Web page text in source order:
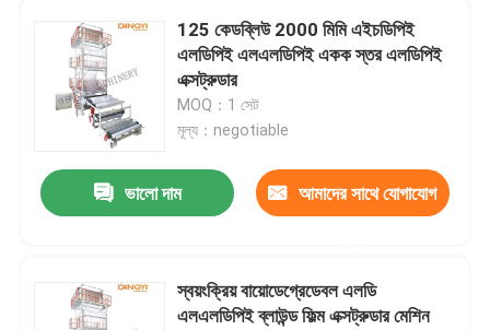
125 কেডব্লিউ 2000 মিমি এইচডিপিই
এলডিপিই এলএলডিপিই একক স্তর এলডিপিই
এক্সট্রুডার
MOQ：1 সেট
মূল্য：negotiable
ভালো দাম আমাদের সাথে যোগাযোগ
স্বয়ংক্রিয় বায়োডেগ্রেডেবল এলডি
এলএলডিপিই ব্লাউন্ড ফিল্ম এক্সট্রুডার মেশিন